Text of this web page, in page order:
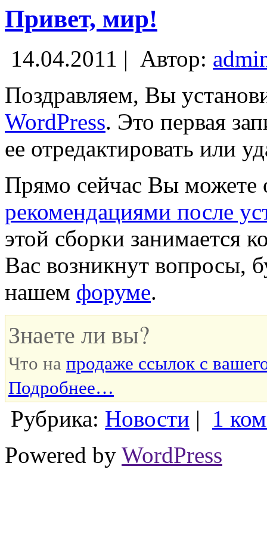
Привет, мир!
14.04.2011 | Автор:
Поздравляем, Вы
WordPress. Это первая
ее отредактировать или
Прямо сейчас Вы можете
рекомендациями после
этой сборки занимается
Вас возникнут вопросы,
нашем форуме.
Знаете ли вы?
Что на продаже ссылок с
Подробнее…
Рубрика: Новости |
1
Powered by WordPress